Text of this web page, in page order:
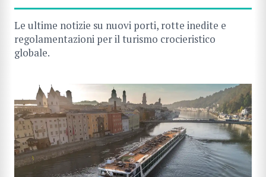
Le ultime notizie su nuovi porti, rotte inedite e
regolamentazioni per il turismo crocieristico
globale.